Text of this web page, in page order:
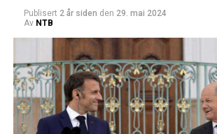
Publisert 2 år siden den 29. mai 2024
Av NTB